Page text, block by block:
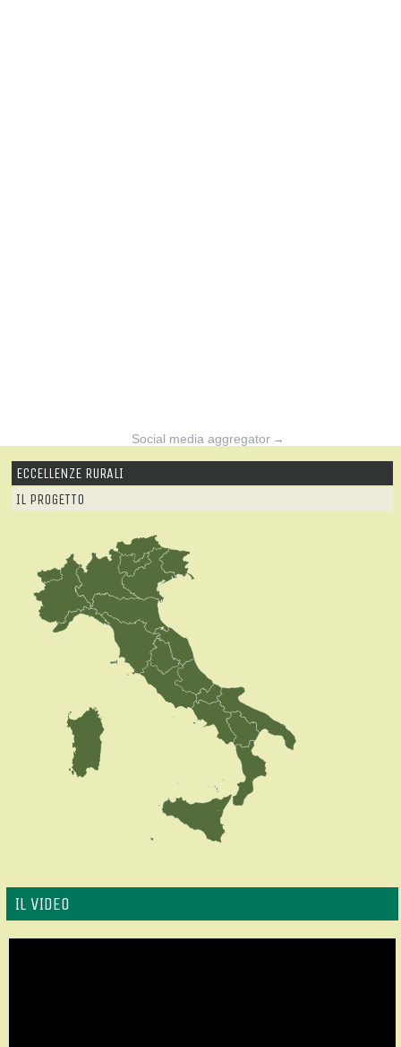
Social media aggregator →
ECCELLENZE RURALI
IL PROGETTO
IL VIDEO